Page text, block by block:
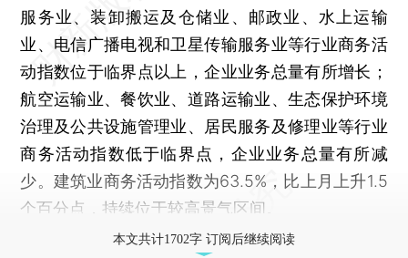
服务业、装卸搬运及仓储业、邮政业、水上运输
业、电信广播电视和卫星传输服务业等行业商务活
动指数位于临界点以上，企业业务总量有所增长；
航空运输业、餐饮业、道路运输业、生态保护环境
治理及公共设施管理业、居民服务及修理业等行业
商务活动指数低于临界点，企业业务总量有所减
少。建筑业商务活动指数为63.5%，比上月上升1.5
个百分点，持续位于较高景气区间。
本文共计1702字 订阅后继续阅读